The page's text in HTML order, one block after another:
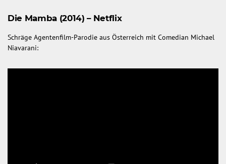
Die Mamba (2014) – Netflix
Schräge Agentenfilm-Parodie aus Österreich mit Comedian Michael
Niavarani: